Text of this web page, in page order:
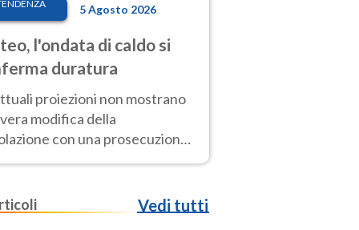
5 Agosto 2026
l'ondata di caldo si
duratura
proiezioni non mostrano
modifica della
con una prosecuzione
fuori scala per molti
Vedi tutti